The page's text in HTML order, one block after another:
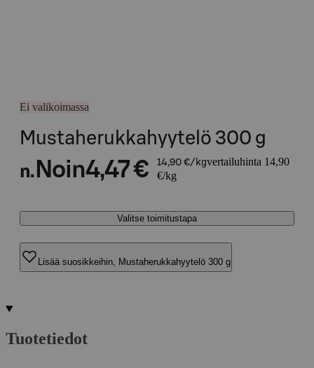
Ei valikoimassa
Mustaherukkahyytelö 300 g
n. Noin4,47 € 14,90 €/kgvertailuhinta 14,90
€/kg
Valitse toimitustapa
Lisää suosikkeihin, Mustaherukkahyytelö 300 g
Tuotetiedot